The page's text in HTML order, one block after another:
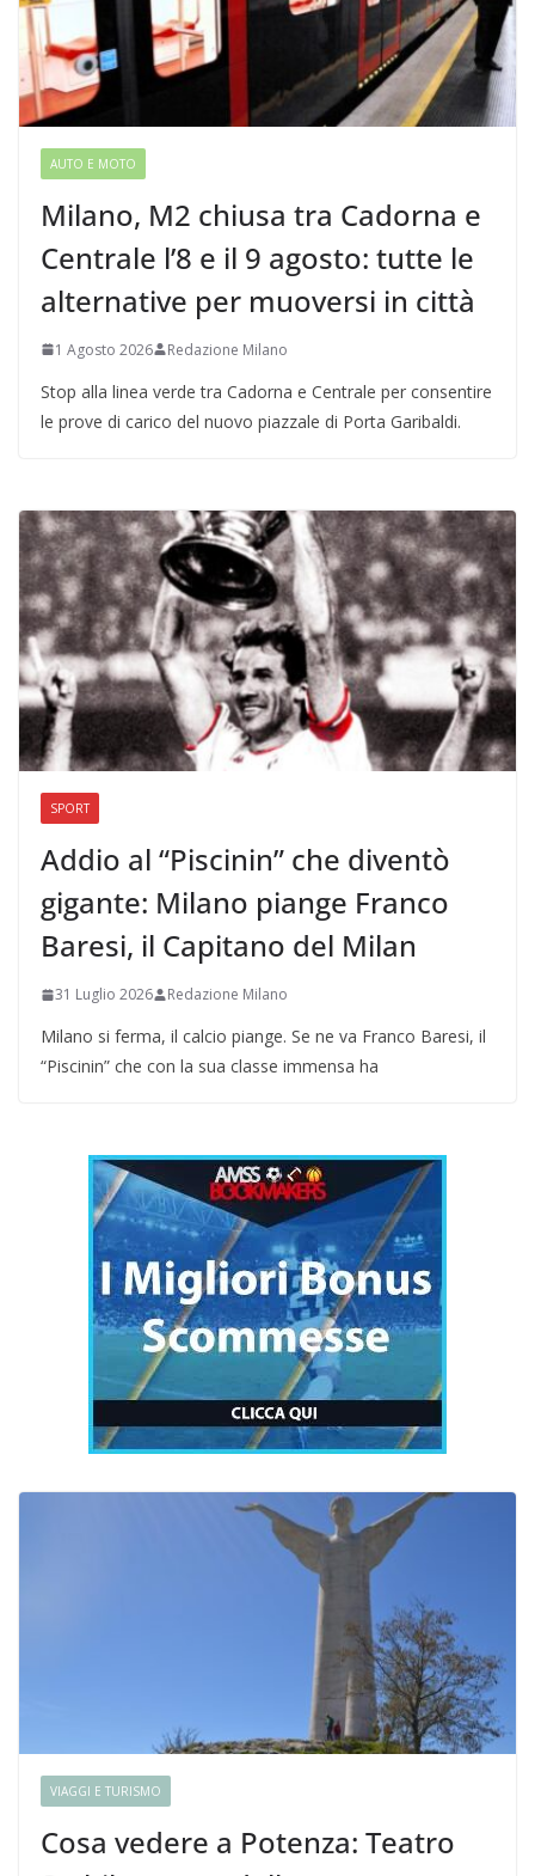
AUTO E MOTO
Milano, M2 chiusa tra Cadorna e
Centrale l’8 e il 9 agosto: tutte le
alternative per muoversi in città
1 Agosto 2026 Redazione Milano
Stop alla linea verde tra Cadorna e Centrale per consentire
le prove di carico del nuovo piazzale di Porta Garibaldi.
SPORT
Addio al “Piscinin” che diventò
gigante: Milano piange Franco
Baresi, il Capitano del Milan
31 Luglio 2026 Redazione Milano
Milano si ferma, il calcio piange. Se ne va Franco Baresi, il
“Piscinin” che con la sua classe immensa ha
VIAGGI E TURISMO
Cosa vedere a Potenza: Teatro